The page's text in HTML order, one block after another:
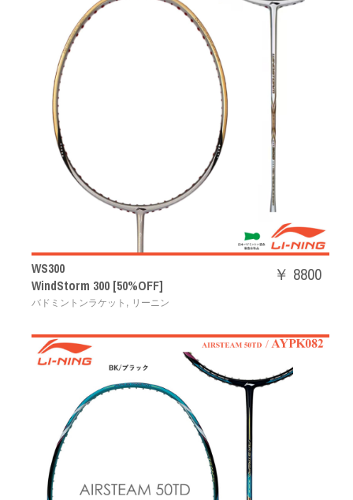
WS300
WindStorm 300 [50%OFF]
バドミントンラケット , リーニン
￥ 8800